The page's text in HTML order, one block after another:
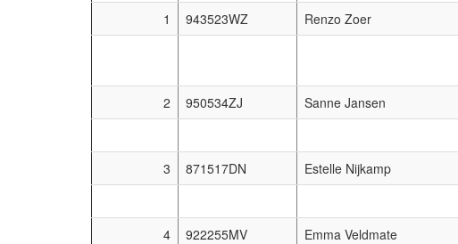
1
943523WZ Renzo Zoer
2
950534ZJ Sanne Jansen
3
871517DN Estelle Nijkamp
4
922255MV Emma Veldmate